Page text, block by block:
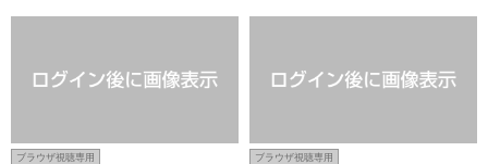
ブラウザ視聴専用 ブラウザ視聴専用